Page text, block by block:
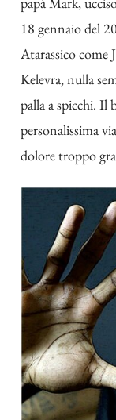
18 gennaio del
Atarassico
Kelevra, nulla
palla a spicchi. Il
personalissima
dolore troppo